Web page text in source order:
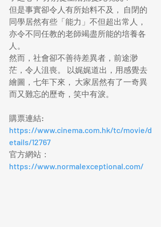
但是事實卻令人有所始料不及， 自閉的
同學居然有些「能力」不但超出常人，
亦令不同任教的老師竭盡所能的培養各
人。
然而，社會卻不善待差異者，前途渺
茫，令人沮喪。 以娓娓道出，用感覺去
繪圖，七年下來， 大家居然有了一奇異
而又難忘的歷奇，笑中有淚。
購票連結:
https://www.cinema.com.hk/tc/movie/d
etails/12767
官方網站：
https://www.normalexceptional.com/